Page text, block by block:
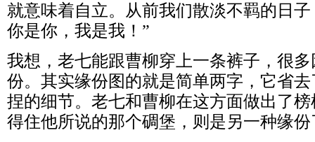
就意味着自立。从前我们散淡不羁的日
你是你，我是我！”
我想，老七能跟曹柳穿上一条裤子，很
份。其实缘份图的就是简单两字，它省
捏的细节。老七和曹柳在这方面做出了
得住他所说的那个碉堡，则是另一种缘份